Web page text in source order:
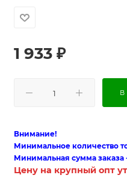
1 933 ₽
В
Внимание!
Минимальное количество
Минимальная сумма заказа
Цену на крупный опт